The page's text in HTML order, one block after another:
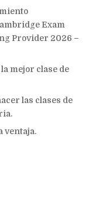
Exam
Provider 2026 –
mejor clase de
las clases de
ventaja.